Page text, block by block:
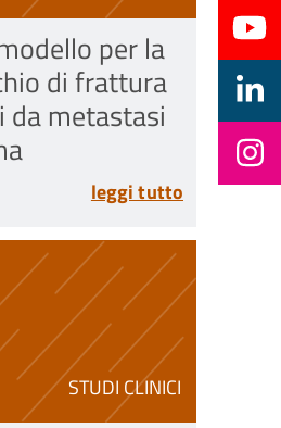
per la
di frattura
metastasi
leggi tutto
STUDI CLINICI